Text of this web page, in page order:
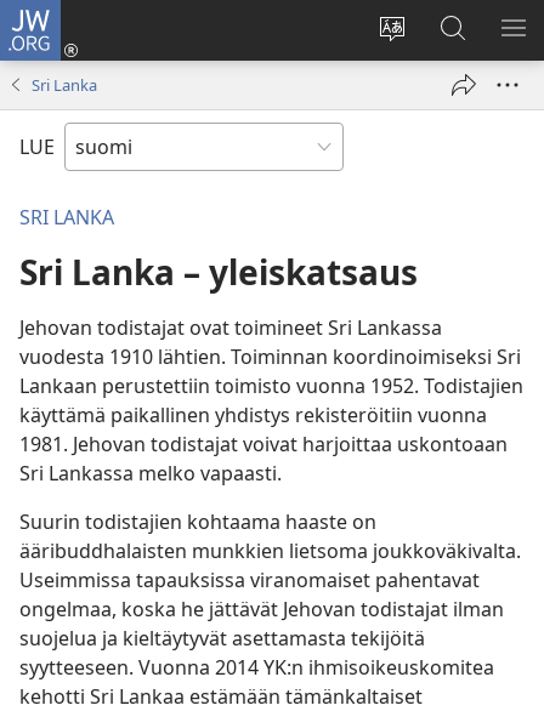
JW.ORG
Vaihda
sivuston
Kirjaudu
(avaa
Hae
JW.ORG-
sivustolta
Sri Lanka
LUE
SRI LANKA
Sri Lanka – yleiskatsaus
Jehovan todistajat ovat toimineet Sri Lankassa
vuodesta 1910 lähtien. Toiminnan koordinoimiseksi Sri
Lankaan perustettiin toimisto vuonna 1952. Todistajien
käyttämä paikallinen yhdistys rekisteröitiin vuonna
1981. Jehovan todistajat voivat harjoittaa uskontoaan
Sri Lankassa melko vapaasti.
Suurin todistajien kohtaama haaste on
ääribuddhalaisten munkkien lietsoma joukkoväkivalta.
Useimmissa tapauksissa viranomaiset pahentavat
ongelmaa, koska he jättävät Jehovan todistajat ilman
suojelua ja kieltäytyvät asettamasta tekijöitä
syytteeseen. Vuonna 2014 YK:n ihmisoikeuskomitea
kehotti Sri Lankaa estämään tämänkaltaiset